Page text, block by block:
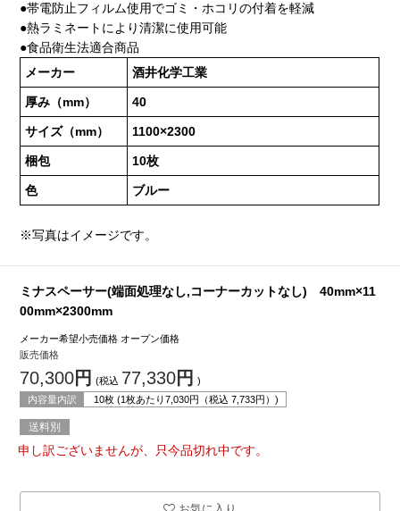
●帯電防止フィルム使用でゴミ・ホコリの付着を軽減
●熱ラミネートにより清潔に使用可能
●食品衛生法適合商品
メーカー
酒井化学工業
厚み（mm） 40
サイズ（mm） 1100×2300
梱包 10枚
色 ブルー
※写真はイメージです。
ミナスペーサー(端面処理なし,コーナーカットなし) 40mm×11
00mm×2300mm
メーカー希望小売価格 オープン価格
販売価格
70,300円 (税込 77,330円
)
内容量内訳
10枚 (1枚あたり7,030円（税込7,733円）)
送料別
申し訳ございませんが、只今品切れ中です。